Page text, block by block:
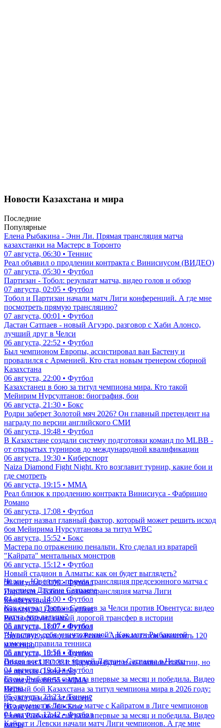
Новости Казахстана и мира
Последние
Популярные
Елена Рыбакина - Энн Ли. Прямая трансляция матча
казахстанки на Мастерс в Торонто
07 августа, 06:30 • Теннис
Реал объявил о продлении контракта с Винисиусом (ВИДЕО)
07 августа, 05:30 • Футбол
Партизан - Тобол: результат матча, видео голов и обзор
07 августа, 02:05 • Футбол
Тобол и Партизан начали матч Лиги конференций. А где мне
посмотреть прямую трансляцию?
07 августа, 00:01 • Футбол
Дастан Сатпаев - новый Агуэро, разговор с Хаби Алонсо,
лучший друг в Челси
06 августа, 22:52 • Футбол
Был чемпионом Европы, ассистировал ван Бастену и
провалился с Арменией. Кто стал новым тренером сборной
Казахстана
06 августа, 22:00 • Футбол
Казахстанец в бою за титул чемпиона мира. Кто такой
Мейирим Нурсултанов: биография, бои
06 августа, 21:30 • Бокс
Родри заберет Золотой мяч 2026? Он главный претендент на
награду по версии английского СМИ
06 августа, 19:48 • Футбол
В Казахстане создали систему подготовки команд по MLBB -
от открытых турниров до международной квалификации
06 августа, 19:30 • Киберспорт
Naiza Diamond Fight Night. Кто возглавит турнир, какие бои и
где смотреть
06 августа, 19:15 • ММА
Реал близок к продлению контракта Винисиуса - Фабрицио
Романо
06 августа, 17:08 • Футбол
Эксперт назвал главный фактор, который может решить исход
боя Мейирима Нурсултанова за титул WBC
06 августа, 15:52 • Бокс
Мастера по отражению пенальти. Кто сделал из вратарей
"Кайрата" ментальных монстров
06 августа, 15:12 • Футбол
Новый стадион в Алматы: как он будет выглядеть?
06 августа, 13:00 • Футбол
Партизан - Тобол: прямая трансляция матча Лиги
Конференций
06 августа, 12:00 • Футбол
Реал оформит самый дорогой трансфер в истории
06 августа, 11:07 • Футбол
Винисиус удалил все о Реале - Арсенал готов заплатить 120
млн евро
06 августа, 10:18 • Футбол
Объявлен UFC 331: Царукян будет в со-главном событии, но
не против Оливейры
06 августа, 06:55 • ММА
Первый бой Казахстана за титул чемпиона мира в 2026 году:
где, когда и что за боксер?
06 августа, 06:26 • Бокс
Елена Рыбакина сыграла впервые за месяц и победила. Видео
матча
Челси - Ювентус: прямая трансляция предсезонного матча с
участием Дастана Сатпаева
04 августа, 14:00 • Футбол
Как сыграл Дастан Сатпаев за Челси против Ювентуса: видео
матча, что дальше?
05 августа, 18:07 • Футбол
"Чувствую себя уничтоженной". Как матч Рыбакиной
изменил правила тенниса
05 августа, 19:56 • Теннис
Видео всех голов и матчей Дастана Сатпаева в Челси
04 августа, 19:43 • Футбол
Елена Рыбакина сыграла впервые за месяц и победила. Видео
матча
05 августа, 23:23 • Теннис
Что думают в Левски о матче с Кайратом в Лиге чемпионов
04 августа, 12:42 • Футбол
Кайрат и Левски начали матч Лиги чемпионов. А где мне